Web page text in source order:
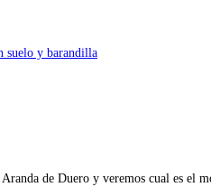
suelo y barandilla
de Duero y veremos cual es el